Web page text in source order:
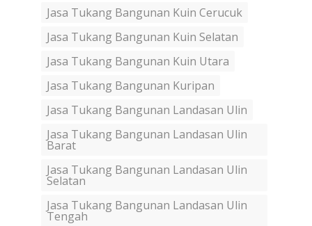
Jasa Tukang Bangunan Kuin Cerucuk
Jasa Tukang Bangunan Kuin Selatan
Jasa Tukang Bangunan Kuin Utara
Jasa Tukang Bangunan Kuripan
Jasa Tukang Bangunan Landasan Ulin
Jasa Tukang Bangunan Landasan Ulin
Barat
Jasa Tukang Bangunan Landasan Ulin
Selatan
Jasa Tukang Bangunan Landasan Ulin
Tengah